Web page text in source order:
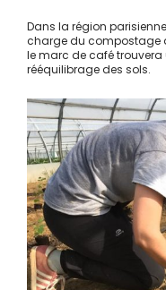
Dans la région
charge du compostage
le marc de café
rééquilibrage des sols.